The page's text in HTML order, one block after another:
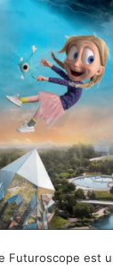
Futuroscope est